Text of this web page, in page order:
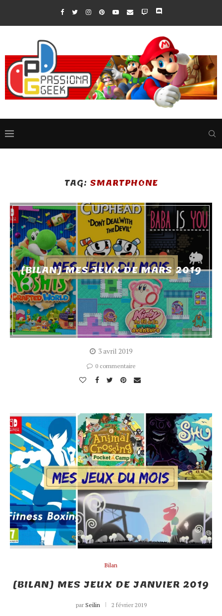
TAG: SMARTPHONE
[BILAN] MES JEUX DE MARS 2019
3 avril 2019
0 commentaire
Bilan
[BILAN] MES JEUX DE JANVIER 2019
par Seilin 2 février 2019